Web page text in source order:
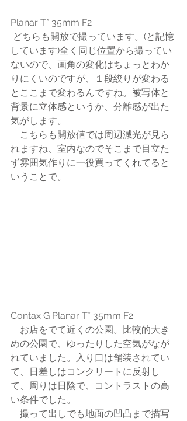
Planar T* 35mm F2
しています)全く同じ位置から撮ってい
ないので、画角の変化はちょっとわか
りにくいのですが、１段絞りが変わる
とここまで変わるんですね。被写体と
背景に立体感というか、分離感が出た
気がします。
こちらも開放値では周辺減光が見ら
れますね、室内なのでそこまで目立た
ず雰囲気作りに一役買ってくれてると
いうことで。
Contax G Planar T* 35mm F2
お店をでて近くの公園。比較的大き
めの公園で、ゆったりした空気がなが
れていました。入り口は舗装されてい
て、日差しはコンクリートに反射し
て、周りは日陰で、コントラストの高
い条件でした。
撮って出しでも地面の凹凸まで描写